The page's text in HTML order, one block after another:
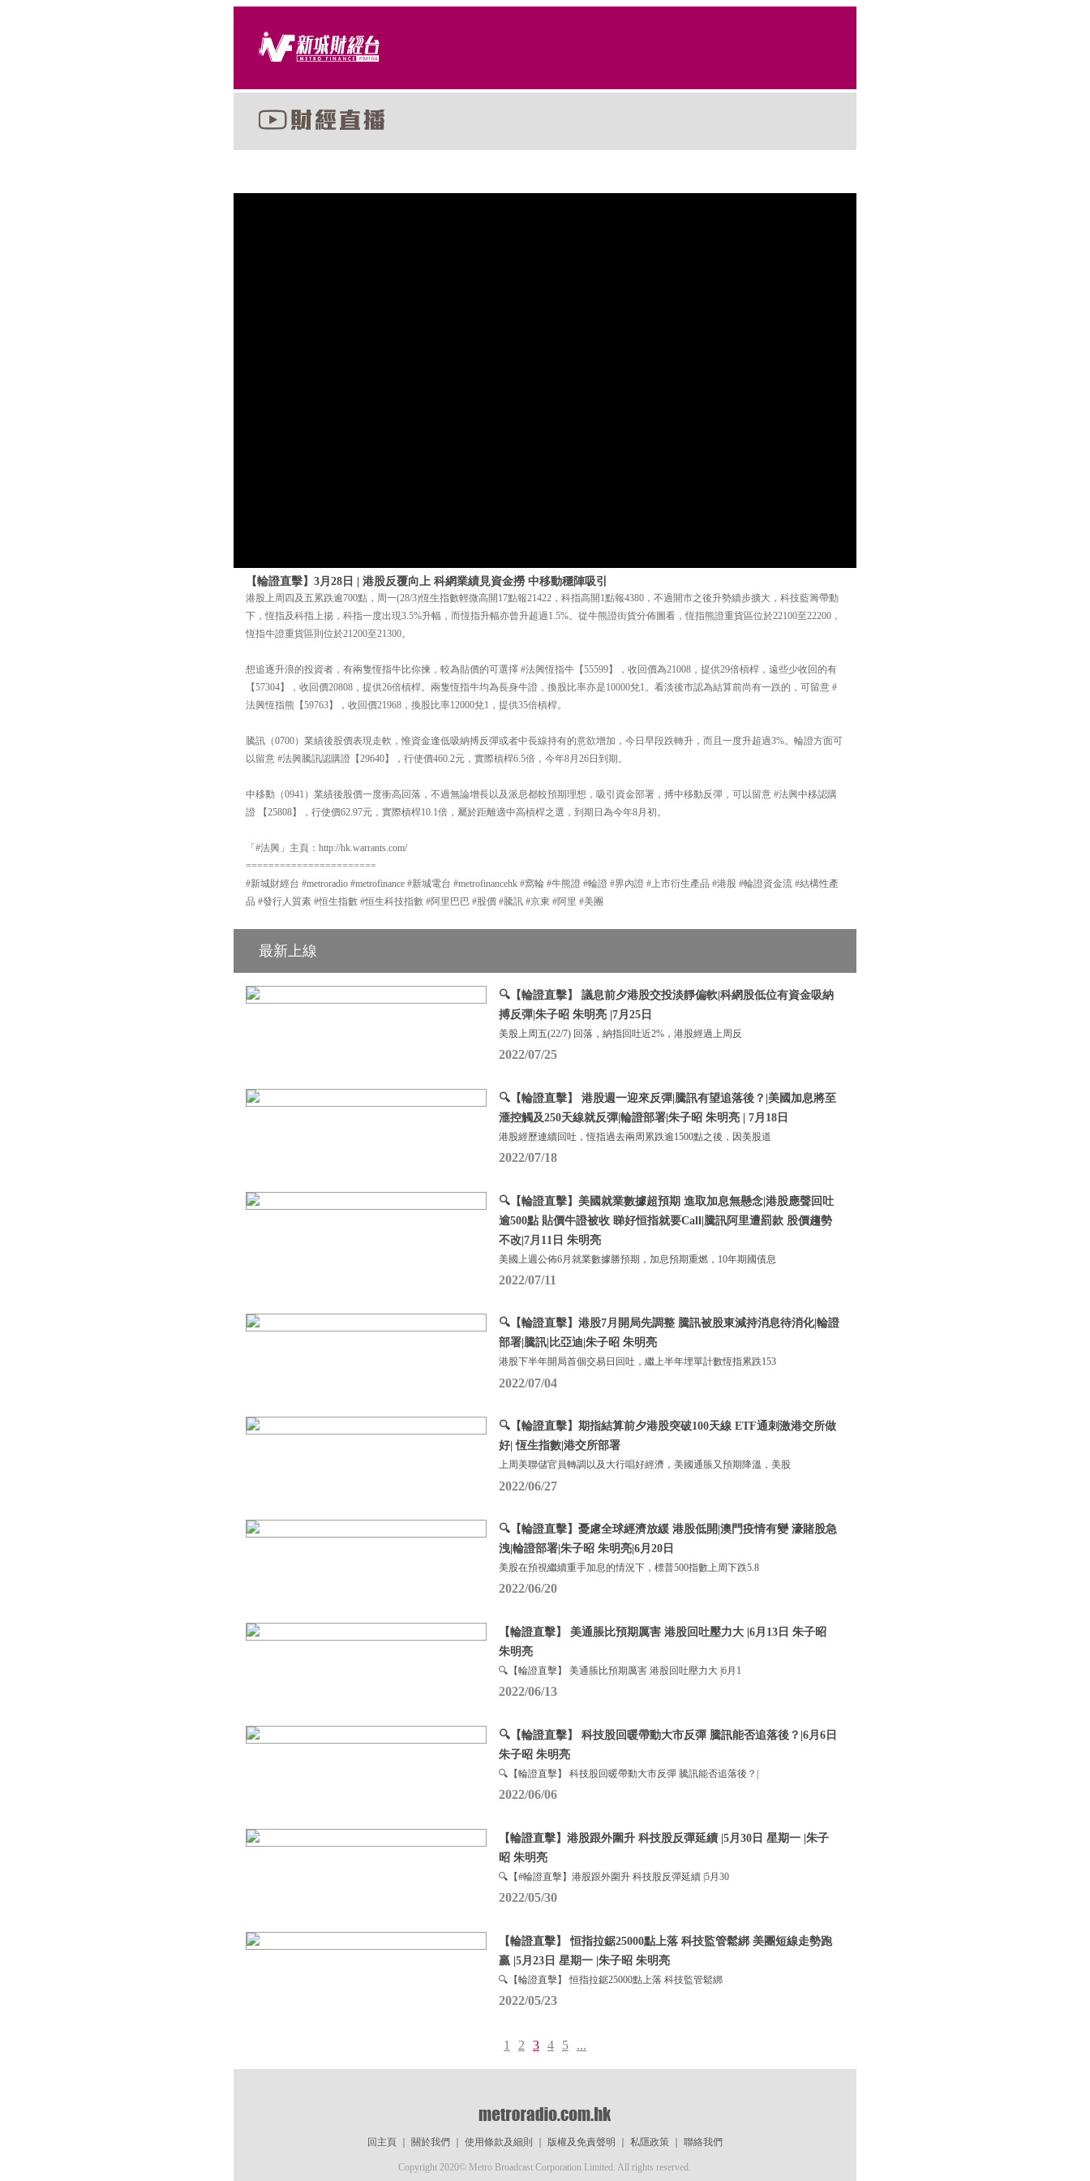
【輪證直擊】3月28日 | 港股反覆向上 科網業績見資金撈 中移動穩陣吸引
港股上周四及五累跌逾700點，周一(28/3)恆生指數輕微高開17點報21422，科指高開1點報4380，不過開市之後升勢續步擴大，科技藍籌帶動
下，恆指及科指上揚，科指一度出現3.5%升幅，而恆指升幅亦曾升超過1.5%。從牛熊證街貨分佈圖看，恆指熊證重貨區位於22100至22200，
恆指牛證重貨區則位於21200至21300。
想追逐升浪的投資者，有兩隻恆指牛比你揀，較為貼價的可選擇 #法興恆指牛【55599】，收回價為21008，提供29倍槓桿，遠些少收回的有
【57304】，收回價20808，提供26倍槓桿。兩隻恆指牛均為長身牛證，換股比率亦是10000兌1。看淡後市認為結算前尚有一跌的，可留意 #
法興恆指熊【59763】，收回價21968，換股比率12000兌1，提供35倍槓桿。
騰訊（0700）業績後股價表現走軟，惟資金逢低吸納搏反彈或者中長線持有的意欲增加，今日早段跌轉升，而且一度升超過3%。輪證方面可
以留意 #法興騰訊認購證【29640】，行使價460.2元，實際槓桿6.5倍，今年8月26日到期。
中移動（0941）業績後股價一度衝高回落，不過無論增長以及派息都較預期理想，吸引資金部署，搏中移動反彈，可以留意 #法興中移認購
證 【25808】，行使價62.97元，實際槓桿10.1倍，屬於距離適中高槓桿之選，到期日為今年8月初。
「#法興」主頁：http://hk.warrants.com/
=======================
#新城財經台 #metroradio #metrofinance #新城電台 #metrofinancehk #窩輪 #牛熊證 #輪證 #界內證 #上市衍生產品 #港股 #輪證資金流 #結構性產
品 #發行人質素 #恒生指數 #恒生科技指數 #阿里巴巴 #股價 #騰訊 #京東 #阿里 #美團
最新上線
🔍【輪證直擊】 議息前夕港股交投淡靜偏軟|科網股低位有資金吸納
搏反彈|朱子昭 朱明亮 |7月25日
美股上周五(22/7) 回落，納指回吐近2%，港股經過上周反
2022/07/25
🔍【輪證直擊】 港股週一迎來反彈|騰訊有望追落後？|美國加息將至
滙控觸及250天線就反彈|輪證部署|朱子昭 朱明亮 | 7月18日
港股經歷連續回吐，恆指過去兩周累跌逾1500點之後，因美股道
2022/07/18
🔍【輪證直擊】美國就業數據超預期 進取加息無懸念|港股應聲回吐
逾500點 貼價牛證被收 睇好恒指就要Call|騰訊阿里遭罰款 股價趨勢
不改|7月11日 朱明亮
美國上週公佈6月就業數據勝預期，加息預期重燃，10年期國債息
2022/07/11
🔍【輪證直擊】港股7月開局先調整 騰訊被股東減持消息待消化|輪證
部署|騰訊|比亞迪|朱子昭 朱明亮
港股下半年開局首個交易日回吐，繼上半年埋單計數恆指累跌153
2022/07/04
🔍【輪證直擊】期指結算前夕港股突破100天線 ETF通刺激港交所做
好| 恆生指數|港交所部署
上周美聯儲官員轉調以及大行唱好經濟，美國通脹又預期降溫，美股
2022/06/27
🔍【輪證直擊】憂慮全球經濟放緩 港股低開|澳門疫情有變 濠賭股急
洩|輪證部署|朱子昭 朱明亮|6月20日
美股在預視繼續重手加息的情況下，標普500指數上周下跌5.8
2022/06/20
【輪證直擊】 美通脹比預期厲害 港股回吐壓力大 |6月13日 朱子昭
朱明亮
🔍【輪證直擊】 美通脹比預期厲害 港股回吐壓力大 |6月1
2022/06/13
🔍【輪證直擊】 科技股回暖帶動大市反彈 騰訊能否追落後？|6月6日
朱子昭 朱明亮
🔍【輪證直擊】 科技股回暖帶動大市反彈 騰訊能否追落後？|
2022/06/06
【輪證直擊】港股跟外圍升 科技股反彈延續 |5月30日 星期一 |朱子
昭 朱明亮
🔍【#輪證直擊】港股跟外圍升 科技股反彈延續 |5月30
2022/05/30
【輪證直擊】 恒指拉鋸25000點上落 科技監管鬆綁 美團短線走勢跑
贏 |5月23日 星期一 |朱子昭 朱明亮
🔍【輪證直擊】 恒指拉鋸25000點上落 科技監管鬆綁
2022/05/23
1 2 3 4 5 ...
回主頁｜ 關於我們 使用條款及細則 版權及免責聲明 私隱政策｜ 聯絡我們
Copyright 2020© Metro Broadcast Corporation Limited. All rights reserved.